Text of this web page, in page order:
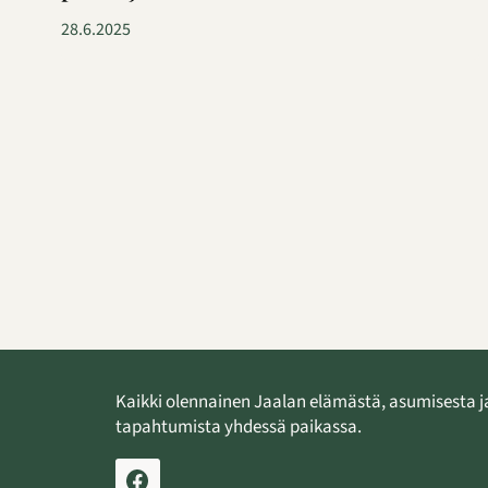
28.6.2025
Kaikki olennainen Jaalan elämästä, asumisesta
tapahtumista yhdessä paikassa.